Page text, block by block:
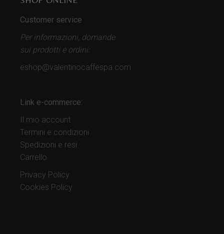
Customer service
Per informazioni, domande
sui prodotti e ordini:
eshop@valentinocaffespa.com
Link e-commerce:
Il mio account
Termini e condizioni
Spedizioni e resi
Carrello
Privacy Policy
Cookies Policy